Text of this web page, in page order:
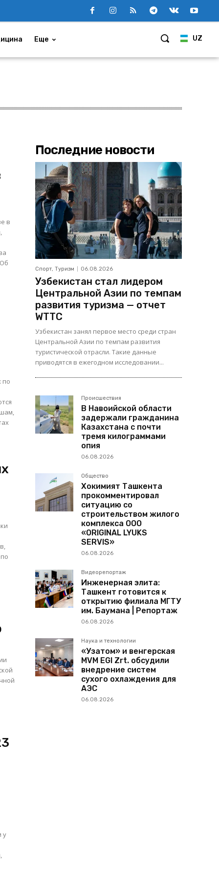
UZ
Еще
в
по
у
Последние новости
Спорт, Туризм 06.08.2026
Узбекистан стал лидером
Центральной Азии по темпам
развития туризма — отчет
WTTC
Узбекистан занял первое место среди стран
Центральной Азии по темпам развития
туристической отрасли. Такие данные
приводятся в ежегодном исследовании...
Происшествия
В Навоийской области
задержали гражданина
Казахстана с почти
тремя килограммами
опия
06.08.2026
Общество
Хокимият Ташкента
прокомментировал
ситуацию со
строительством жилого
комплекса ООО
«ORIGINAL LYUKS
SERVIS»
06.08.2026
Видеорепортаж
Инженерная элита:
Ташкент готовится к
открытию филиала МГТУ
им. Баумана | Репортаж
06.08.2026
Наука и технологии
«Узатом» и венгерская
MVM EGI Zrt. обсудили
внедрение систем
сухого охлаждения для
АЭС
06.08.2026